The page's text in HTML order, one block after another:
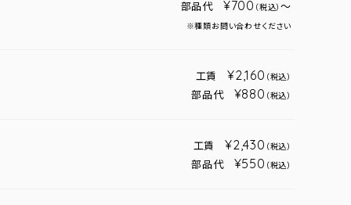
部品代 ¥700 （税込）～
※種類お問い合わせください
工賃 ¥2,160 （税込）
部品代 ¥880 （税込）
工賃 ¥2,430 （税込）
部品代 ¥550 （税込）